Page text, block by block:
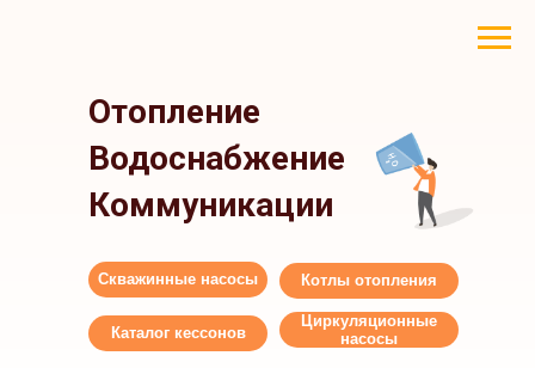
Отопление
Водоснабжение
Коммуникации
Скважинные насосы
Каталог кессонов
Циркуляционные
насосы
Котлы отопления